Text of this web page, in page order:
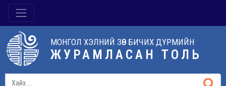
МОНГОЛ ХЭЛНИЙ ЗӨВ БИЧИХ ДҮРМИЙН
ЖУРАМЛАСАН ТОЛЬ